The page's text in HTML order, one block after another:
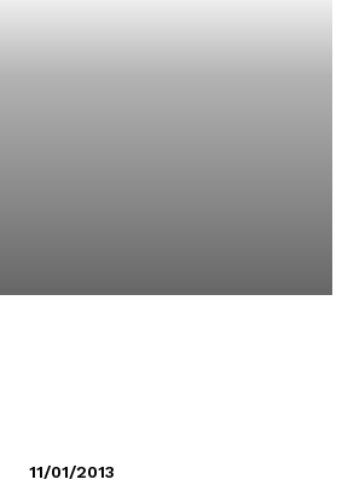
11/01/2013